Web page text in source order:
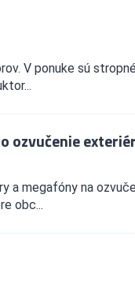
V ponuke sú
ozvučenie
a megafóny na
obc...